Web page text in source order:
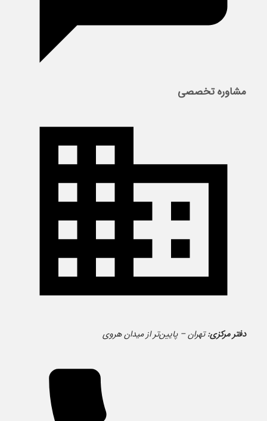
مشاوره تخصصی
دفتر مرکزی:تهران – پایین‌تر از میدان هروی